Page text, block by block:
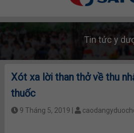
Tin tức y
Xót xa lời than thở về thu
thuốc
9 Tháng 5, 2019 |